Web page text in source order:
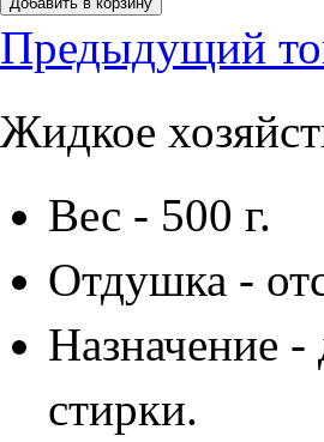
Предыдущий
Жидкое
Вес - 500 г.
Отдушка -
Назначение
стирки.